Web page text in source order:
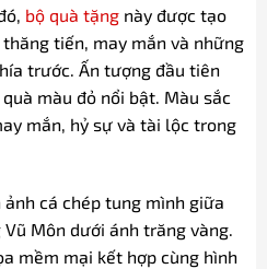
bộ quà tặngnày được tạo
tiến, may mắn và những
trước. Ấn tượng đầu tiên
màu đỏ nổi bật. Màu sắc
mắn, hỷ sự và tài lộc trong
cá chép tung mình giữa
Môn dưới ánh trăng vàng.
mềm mại kết hợp cùng hình